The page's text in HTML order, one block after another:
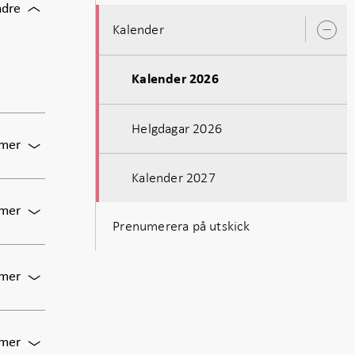
penningpolitiken
För
För
företagsundersökning,
2026
För
Betalningsrapport
2026
För
om
2026
För
Kalender
Kalender 2026
Helgdagar 2026
Kalender 2027
Prenumerera på utskick